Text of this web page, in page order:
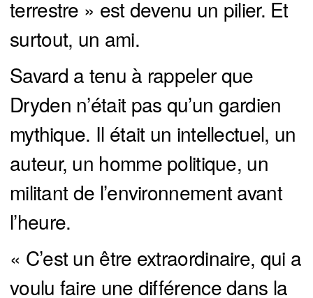
terrestre » est devenu un pilier. Et
surtout, un ami.
Savard a tenu à rappeler que
Dryden n’était pas qu’un gardien
mythique. Il était un intellectuel, un
auteur, un homme politique, un
militant de l’environnement avant
l’heure.
« C’est un être extraordinaire, qui a
voulu faire une différence dans la